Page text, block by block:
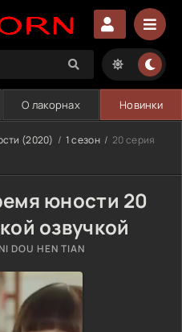
О лакорнах Новинки
(2020) 1 сезон 20 серия
юности 20
озвучкой
DOU HEN TIAN